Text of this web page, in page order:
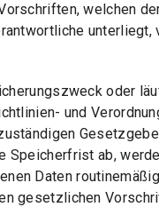
welchen
unterliegt,
oder
und
Speicherfrist ab,
Daten
gesetzlichen